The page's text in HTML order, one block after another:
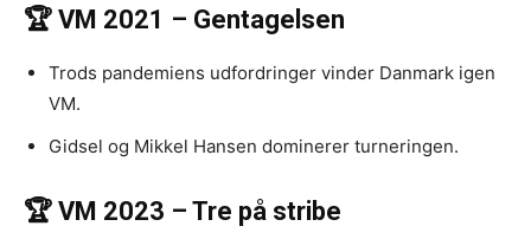
🏆 VM 2021 – Gentagelsen
Trods pandemiens udfordringer vinder Danmark igen
VM.
Gidsel og Mikkel Hansen dominerer turneringen.
🏆 VM 2023 – Tre på stribe